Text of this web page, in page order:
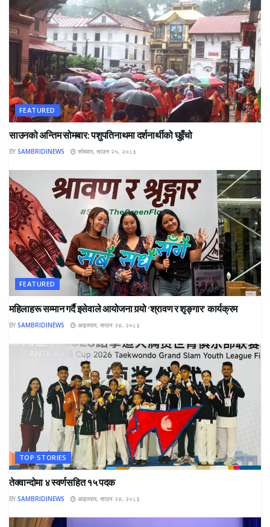
FEATURED
साउनको अन्तिम सोमबार: पशुपतिनाथमा दर्शनार्थीको घुइँचो
BY SAMBRIDINEWS सोमवार, साउन २५, २०८३
FEATURED
महिलाहरू सम्मान गर्दै इसेवाले आयोजना गर्‍यो ‘श्रावण र शृङ्गार’ कार्यक्रम
BY SAMBRIDINEWS आइतवार, साउन २४, २०८३
TOP STORIES
तेक्वान्दोमा ४ स्वर्णसहित १५ पदक
BY SAMBRIDINEWS आइतवार, साउन २४, २०८३